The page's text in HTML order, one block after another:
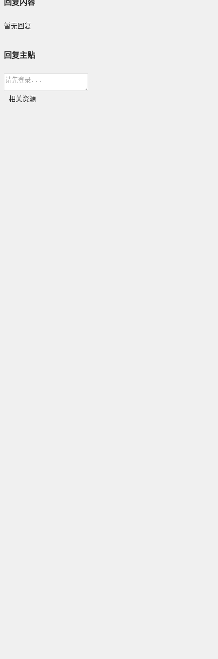
回复内容
暂无回复
回复主贴
相关资源